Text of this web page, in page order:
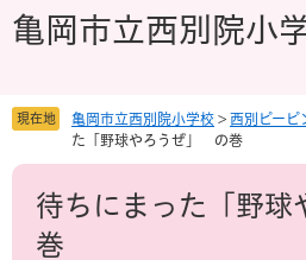
先
を
亀岡市立西別院小
現在地 亀岡市立西別院小学校 > 西別ピーピ
た「野球やろうぜ」 の巻
本
待ちにまった「野
巻